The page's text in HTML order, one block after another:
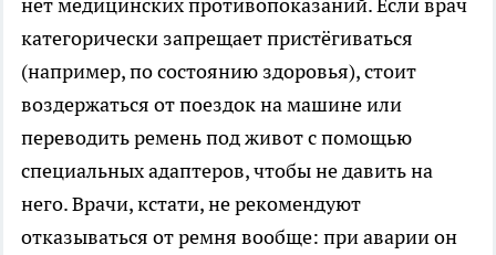
категорически запрещает пристёгиваться
(например, по состоянию здоровья), стоит
воздержаться от поездок на машине или
переводить ремень под живот с помощью
специальных адаптеров, чтобы не давить на
него. Врачи, кстати, не рекомендуют
отказываться от ремня вообще: при аварии он